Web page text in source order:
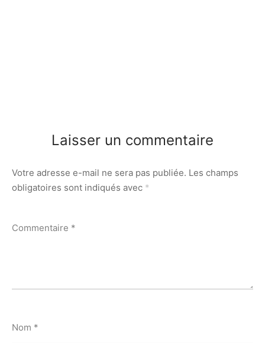
Laisser un commentaire
Votre adresse e-mail ne sera pas publiée. Les champs
obligatoires sont indiqués avec *
Commentaire *
Nom *